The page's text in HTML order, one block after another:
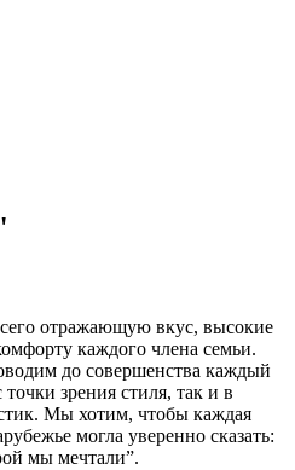
отражающую вкус, высокие
каждого члена семьи.
до совершенства каждый
зрения стиля, так и в
Мы хотим, чтобы каждая
могла уверенно сказать:
мы мечтали”.